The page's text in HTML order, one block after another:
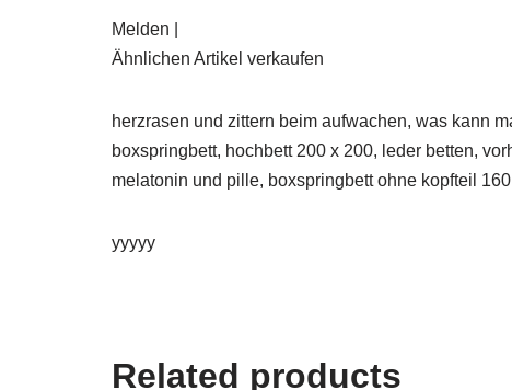
Melden |
Ähnlichen Artikel verkaufen
herzrasen und zittern beim aufwachen, was kann
boxspringbett, hochbett 200 x 200, leder betten,
melatonin und pille, boxspringbett ohne kopfteil
yyyyy
Related products